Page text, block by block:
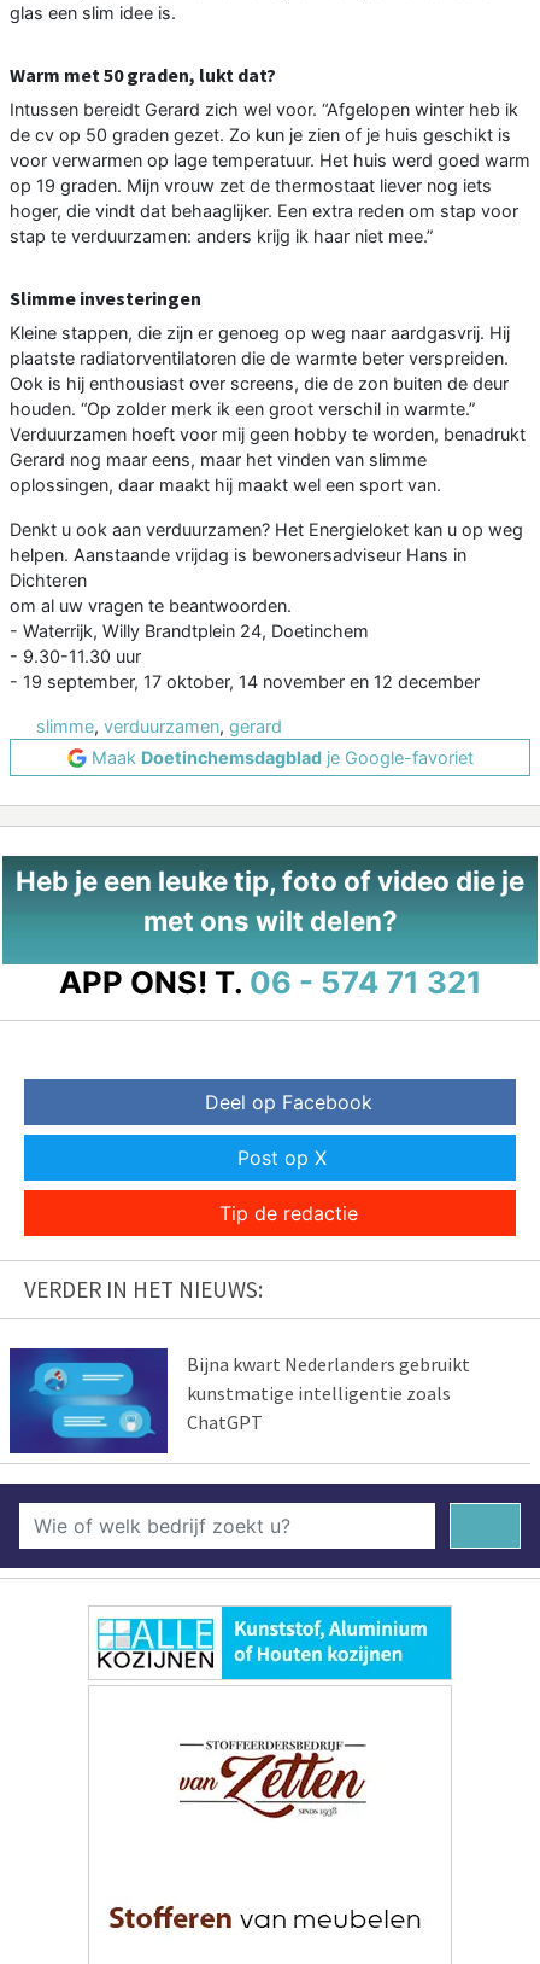
glas een slim idee is.
Warm met 50 graden, lukt dat?
Intussen bereidt Gerard zich wel voor. “Afgelopen winter heb ik
de cv op 50 graden gezet. Zo kun je zien of je huis geschikt is
voor verwarmen op lage temperatuur. Het huis werd goed warm
op 19 graden. Mijn vrouw zet de thermostaat liever nog iets
hoger, die vindt dat behaaglijker. Een extra reden om stap voor
stap te verduurzamen: anders krijg ik haar niet mee.”
Slimme investeringen
Kleine stappen, die zijn er genoeg op weg naar aardgasvrij. Hij
plaatste radiatorventilatoren die de warmte beter verspreiden.
Ook is hij enthousiast over screens, die de zon buiten de deur
houden. “Op zolder merk ik een groot verschil in warmte.”
Verduurzamen hoeft voor mij geen hobby te worden, benadrukt
Gerard nog maar eens, maar het vinden van slimme
oplossingen, daar maakt hij maakt wel een sport van.
Denkt u ook aan verduurzamen? Het Energieloket kan u op weg
helpen. Aanstaande vrijdag is bewonersadviseur Hans in
Dichteren
om al uw vragen te beantwoorden.
- Waterrijk, Willy Brandtplein 24, Doetinchem
- 9.30-11.30 uur
- 19 september, 17 oktober, 14 november en 12 december
slimme, verduurzamen, gerard
Maak Doetinchemsdagbladje Google-favoriet
Heb je een leuke tip, foto of video die je
met ons wilt delen?
APP ONS! T. 06 - 574 71 321
Deel op Facebook
Post op X
Tip de redactie
VERDER IN HET NIEUWS:
Bijna kwart Nederlanders gebruikt
kunstmatige intelligentie zoals
ChatGPT